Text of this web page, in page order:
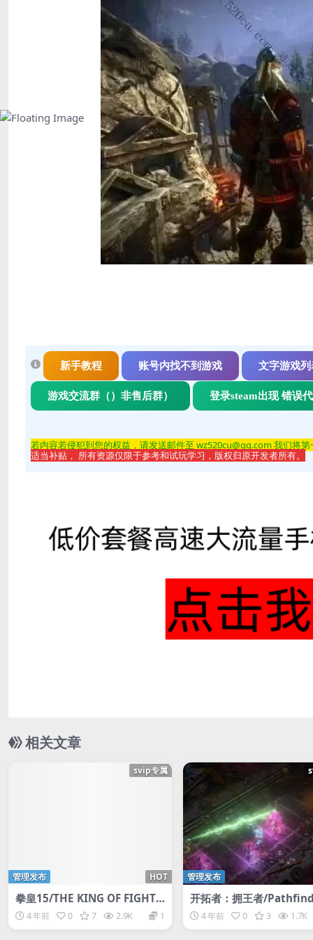
新手教程 账号内找不到游戏 文字游戏列
游戏交流群（）非售后群） 登录steam出现 错误
若内容若侵犯到您的权益，请发送邮件至 wz520cu@qq.com 我们将
适当补贴， 所有资源仅限于参考和试玩学习，版权归原开发者所有。
相关文章
svip专属
HOT
管理发布
拳皇15/THE KING OF FIGHTE
RS XV
4 年前 0 7 2.9K 1
管理发布
开拓者：拥王者/
ingmaker开拓者正义之
4 年前 0 3 1.7K